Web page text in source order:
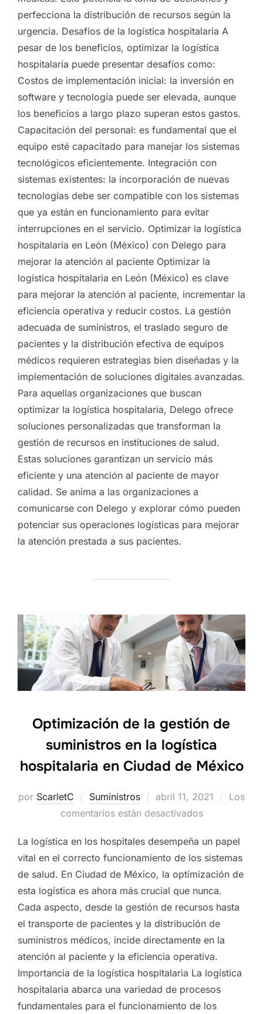
perfecciona la distribución de recursos según la
urgencia. Desafíos de la logística hospitalaria A
pesar de los beneficios, optimizar la logística
hospitalaria puede presentar desafíos como:
Costos de implementación inicial: la inversión en
software y tecnología puede ser elevada, aunque
los beneficios a largo plazo superan estos gastos.
Capacitación del personal: es fundamental que el
equipo esté capacitado para manejar los sistemas
tecnológicos eficientemente. Integración con
sistemas existentes: la incorporación de nuevas
tecnologías debe ser compatible con los sistemas
que ya están en funcionamiento para evitar
interrupciones en el servicio. Optimizar la logística
hospitalaria en León (México) con Delego para
mejorar la atención al paciente Optimizar la
logística hospitalaria en León (México) es clave
para mejorar la atención al paciente, incrementar la
eficiencia operativa y reducir costos. La gestión
adecuada de suministros, el traslado seguro de
pacientes y la distribución efectiva de equipos
médicos requieren estrategias bien diseñadas y la
implementación de soluciones digitales avanzadas.
Para aquellas organizaciones que buscan
optimizar la logística hospitalaria, Delego ofrece
soluciones personalizadas que transforman la
gestión de recursos en instituciones de salud.
Estas soluciones garantizan un servicio más
eficiente y una atención al paciente de mayor
calidad. Se anima a las organizaciones a
comunicarse con Delego y explorar cómo pueden
potenciar sus operaciones logísticas para mejorar
la atención prestada a sus pacientes.
Optimización de la gestión de
suministros en la logística
hospitalaria en Ciudad de México
por ScarletC Suministros
Publicado
el
abril 11, 2021
Los
comentarios están desactivados
La logística en los hospitales desempeña un papel
vital en el correcto funcionamiento de los sistemas
de salud. En Ciudad de México, la optimización de
esta logística es ahora más crucial que nunca.
Cada aspecto, desde la gestión de recursos hasta
el transporte de pacientes y la distribución de
suministros médicos, incide directamente en la
atención al paciente y la eficiencia operativa.
Importancia de la logística hospitalaria La logística
hospitalaria abarca una variedad de procesos
fundamentales para el funcionamiento de los